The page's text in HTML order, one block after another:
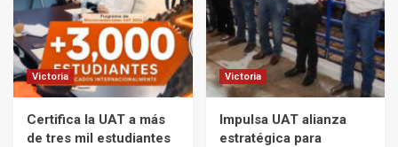
Victoria
Certifica la UAT a más
de tres mil estudiantes
Victoria
Impulsa UAT alianza
estratégica para